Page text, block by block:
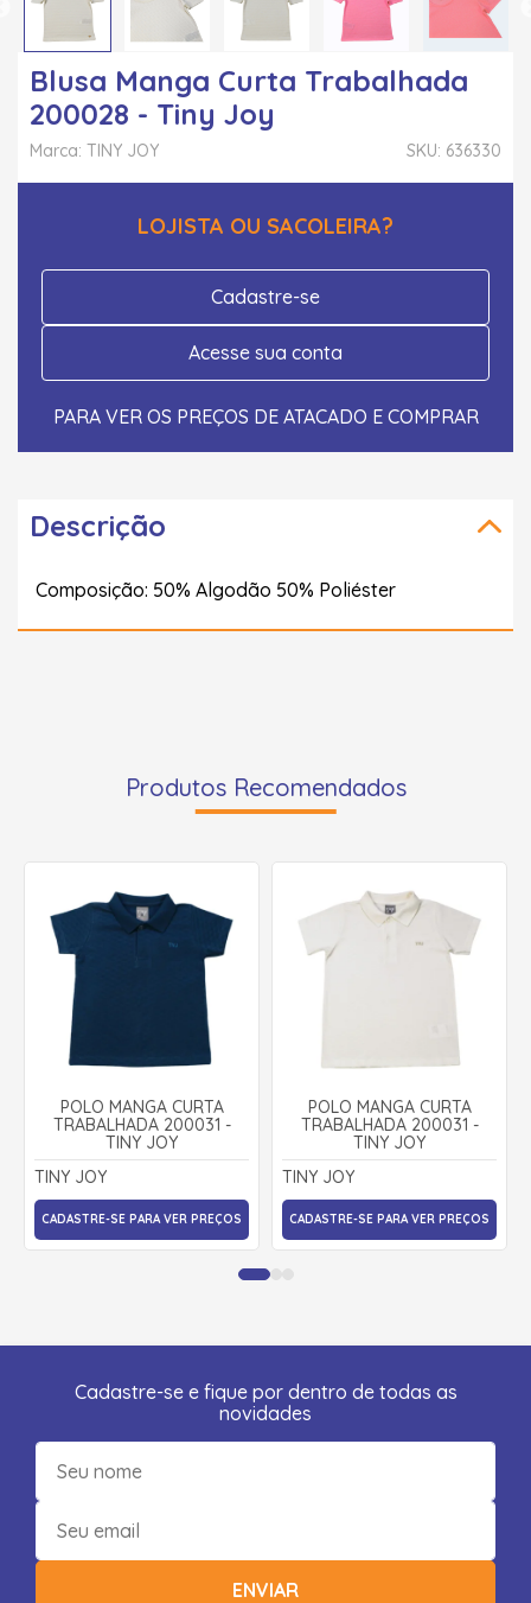
Blusa Manga Curta Trabalhada
200028 - Tiny Joy
SKU: 636330
Marca: TINY JOY
LOJISTA OU SACOLEIRA?
Cadastre-se
Acesse sua conta
PARA VER OS PREÇOS DE ATACADO E COMPRAR
Descrição
Composição: 50% Algodão 50% Poliéster
Produtos Recomendados
POLO MANGA CURTA
TRABALHADA 200031 -
TINY JOY
TINY JOY
CADASTRE-SE PARA VER PREÇOS
POLO MANGA CURTA
TRABALHADA 200031 -
TINY JOY
TINY JOY
CADASTRE-SE PARA VER PREÇOS
Cadastre-se e fique por dentro de todas as
novidades
ENVIAR